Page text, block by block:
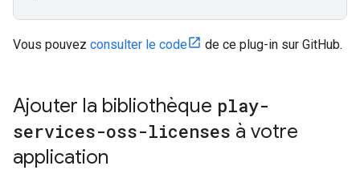
Vous pouvez consulter le code de ce plug-in sur GitHub.
Ajouter la bibliothèque play-
services-oss-licenses à votre
application